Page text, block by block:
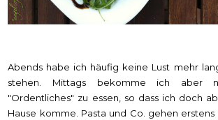
Abends habe ich häufig keine Lust mehr
stehen. Mittags bekomme ich aber
"Ordentliches" zu essen, so dass ich doch
Hause komme. Pasta und Co. gehen